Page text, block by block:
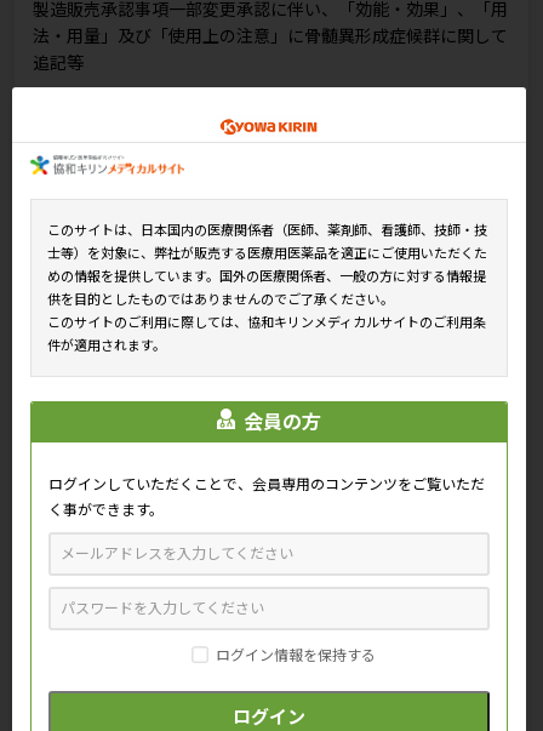
製造販売承認事項一部変更承認に伴い、「効能・効果」、「用
法・用量」及び「使用上の注意」に骨髄異形成症候群に関して
追記等
用法・用量及び使用上の注意改訂
製造販売承認事項一部変更承認に伴い、「用法・用量」及び
「使用上の注意」の項に小児投与に関して追記等
その他
2013.3
経過措置期間について(注射液プラシリンジ10・15・20・30・
40μg/1ml、60・120μg/0.6ml、180μg/0.9ml)
販売中止(注射液プラシリンジ10・15・20・30・40μg/1ml、
60・120μg/0.6ml、180μg/0.9ml)
包装仕様変更
2011.7-8
包装追加(注射液プラシリンジ40μg)
包装仕様変更
2011.3-4
包装変更（11-6）G(注射液プラシリンジ10・15・20・30・
40μg/10シリンジ、30・60・120・180μg/1シリンジ)
経過措置期間について(静注用プラシリンジ)
このサイトは、日本国内の医療関係者（医師、薬剤師、看護師、技師・技
士等）を対象に、弊社が販売する医療用医薬品を適正にご使用いただくた
めの情報を提供しています。国外の医療関係者、一般の方に対する情報提
供を目的としたものではありませんのでご了承ください。
このサイトのご利用に際しては、協和キリンメディカルサイトのご利用条
件が適用されます。
会員の方
ログインしていただくことで、会員専用のコンテンツをご覧いただ
く事ができます。
ログイン情報を保持する